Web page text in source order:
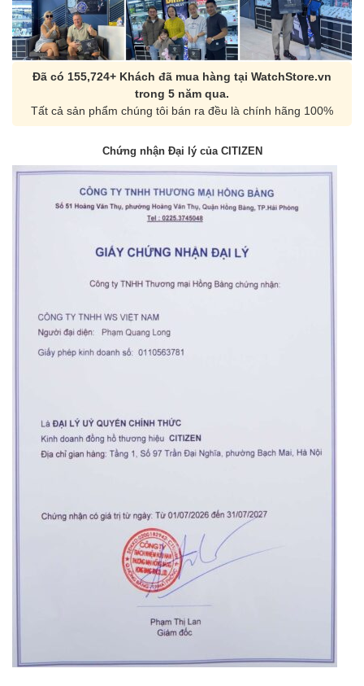
Đã có 155,724+ Khách đã mua hàng tại WatchStore.vn
trong 5 năm qua.
Tất cả sản phẩm chúng tôi bán ra đều là chính hãng 100%
Chứng nhận Đại lý của CITIZEN
Orient Nam RA-
Casio Nam MTS-